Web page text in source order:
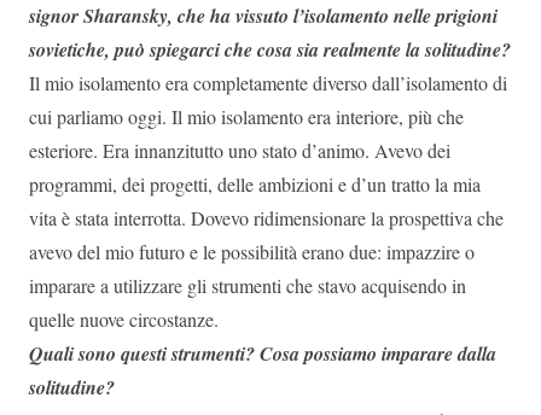
signor Sharansky, che ha vissuto l’isolamento nelle prigioni
sovietiche, può spiegarci che cosa sia realmente la solitudine?
Il mio isolamento era completamente diverso dall’isolamento di
cui parliamo oggi. Il mio isolamento era interiore, più che
esteriore. Era innanzitutto uno stato d’animo. Avevo dei
programmi, dei progetti, delle ambizioni e d’un tratto la mia
vita è stata interrotta. Dovevo ridimensionare la prospettiva che
avevo del mio futuro e le possibilità erano due: impazzire o
imparare a utilizzare gli strumenti che stavo acquisendo in
quelle nuove circostanze.
Quali sono questi strumenti? Cosa possiamo imparare dalla
solitudine?